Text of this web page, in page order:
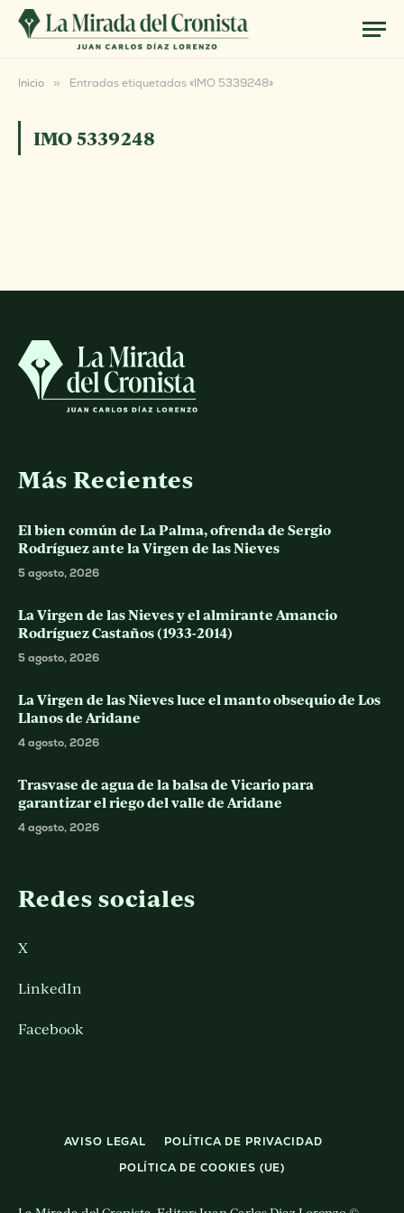
Inicio » Entradas etiquetadas «IMO 5339248»
IMO 5339248
Más Recientes
El bien común de La Palma, ofrenda de Sergio
Rodríguez ante la Virgen de las Nieves
5 agosto, 2026
La Virgen de las Nieves y el almirante Amancio
Rodríguez Castaños (1933-2014)
5 agosto, 2026
La Virgen de las Nieves luce el manto obsequio de Los
Llanos de Aridane
4 agosto, 2026
Trasvase de agua de la balsa de Vicario para
garantizar el riego del valle de Aridane
4 agosto, 2026
Redes sociales
X
LinkedIn
Facebook
AVISO LEGAL
POLÍTICA DE PRIVACIDAD
POLÍTICA DE COOKIES (UE)